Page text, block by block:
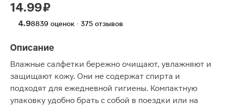
14.99 ₽
4.98839 оценок · 375 отзывов
Описание
Влажные салфетки бережно очищают, увлажняют и
защищают кожу. Они не содержат спирта и
подходят для ежедневной гигиены. Компактную
упаковку удобно брать с собой в поездки или на